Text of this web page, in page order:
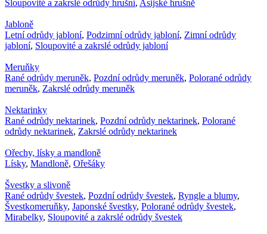
Sloupovité a zakrslé odrůdy hrušní, Asijské hrušně
Jabloně
Letní odrůdy jabloní, Podzimní odrůdy jabloní, Zimní odrůdy
jabloní, Sloupovité a zakrslé odrůdy jabloní
Meruňky
Rané odrůdy meruněk, Pozdní odrůdy meruněk, Polorané odrůdy
meruněk, Zakrslé odrůdy meruněk
Nektarinky
Rané odrůdy nektarinek, Pozdní odrůdy nektarinek, Polorané
odrůdy nektarinek, Zakrslé odrůdy nektarinek
Ořechy, lísky a mandloně
Lísky, Mandloně, Ořešáky
Švestky a slivoně
Rané odrůdy švestek, Pozdní odrůdy švestek, Ryngle a blumy,
Švestkomeruňky, Japonské švestky, Polorané odrůdy švestek,
Mirabelky, Sloupovité a zakrslé odrůdy švestek